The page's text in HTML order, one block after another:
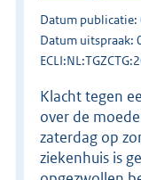
Datum
Datum uitspraak:
Klacht tegen
over de
zaterdag op
ziekenhuis is